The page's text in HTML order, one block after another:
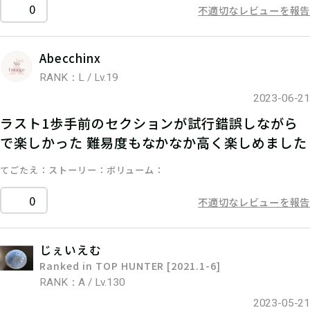
0 不適切なレビューを報告
Abecchinx
RANK：L / Lv.19
2023-06-21
ラスト1歩手前のセクションが試行錯誤しながら
で楽しかった 難易度もなかなか高く楽しめました
てごたえ ストーリー ボリューム
0 不適切なレビューを報告
じぇいえむ
Ranked in TOP HUNTER [2021.1-6]
RANK：A / Lv.130
2023-05-21